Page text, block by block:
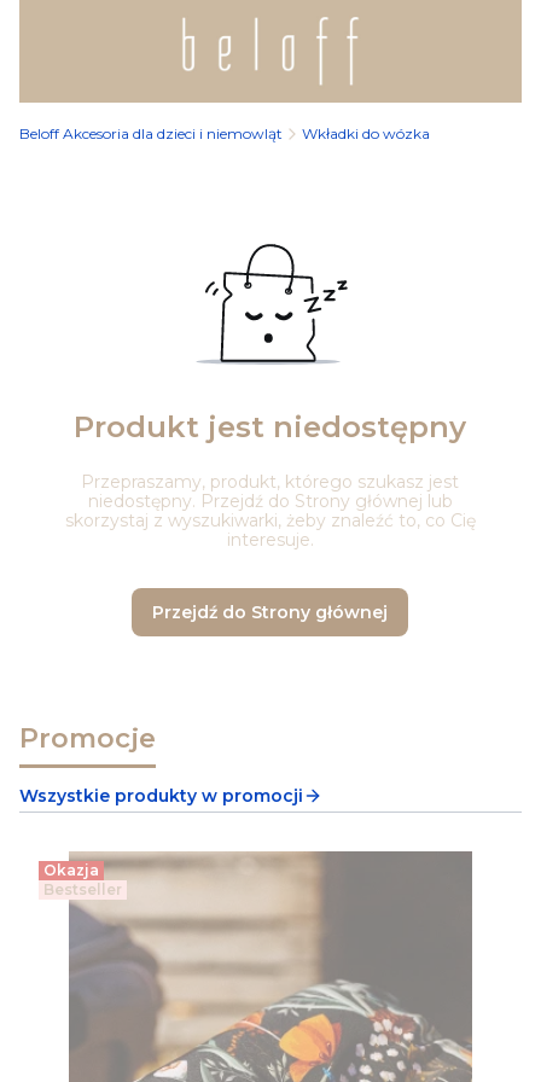
Beloff Akcesoria dla dzieci i niemowląt Wkładki do wózka
Produkt jest niedostępny
Przepraszamy, produkt, którego szukasz jest
niedostępny. Przejdź do Strony głównej lub
skorzystaj z wyszukiwarki, żeby znaleźć to, co Cię
interesuje.
Przejdź do Strony głównej
Promocje
Wszystkie produkty w promocji
Okazja
Bestseller